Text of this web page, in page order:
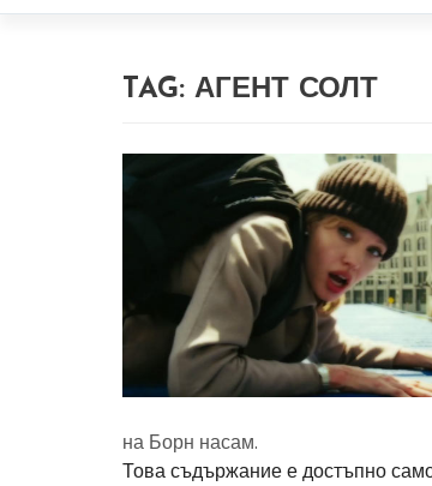
TAG: АГЕНТ СОЛТ
на Борн насам.
Това съдържание е достъпно